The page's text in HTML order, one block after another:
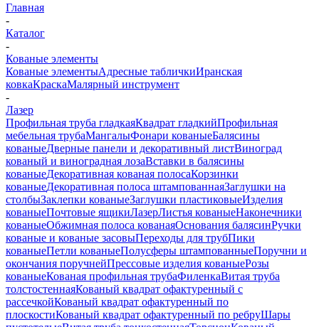
Главная
-
Каталог
-
Кованые элементы
Кованые элементыАдресные табличкиИранская
ковкаКраскаМалярный инструмент
-
Лазер
Профильная труба гладкаяКвадрат гладкийПрофильная
мебельная трубаМангалыФонари кованыеБалясины
кованыеДверные панели и декоративный листВиноград
кованый и виноградная лозаВставки в балясины
кованыеДекоративная кованая полосаКорзинки
кованыеДекоративная полоса штампованнаяЗаглушки на
столбыЗаклепки кованыеЗаглушки пластиковыеИзделия
кованыеПочтовые ящикиЛазерЛистья кованыеНаконечники
кованыеОбжимная полоса кованаяОснования балясинРучки
кованые и кованые засовыПереходы для трубПики
кованыеПетли кованыеПолусферы штампованныеПоручни и
окончания поручнейПрессовые изделия кованыеРозы
кованыеКованая профильная трубаФиленкаВитая труба
толстостеннаяКованый квадрат офактуренный с
рассечкойКованый квадрат офактуренный по
плоскостиКованый квадрат офактуренный по ребруШары